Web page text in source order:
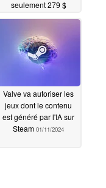
seulement 279 $
04/21/2024
Valve va autoriser les
jeux dont le contenu
est généré par l'IA sur
Steam 01/11/2024